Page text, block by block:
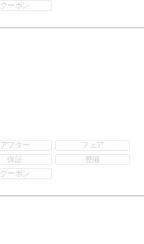
クーポン
アフター
フェア
保証
整備
クーポン